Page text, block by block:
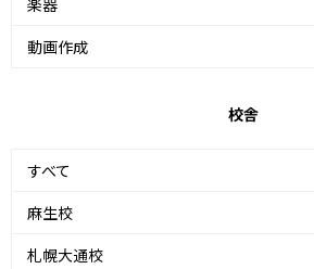
楽器
動画作成
校舎
すべて
麻生校
札幌大通校